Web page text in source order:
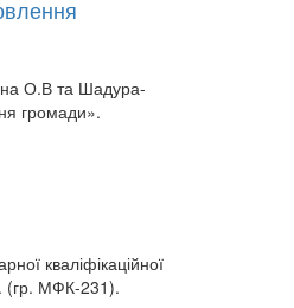
О.В та Шадура-
громади».
кваліфікаційної
(гр. МФК-231).